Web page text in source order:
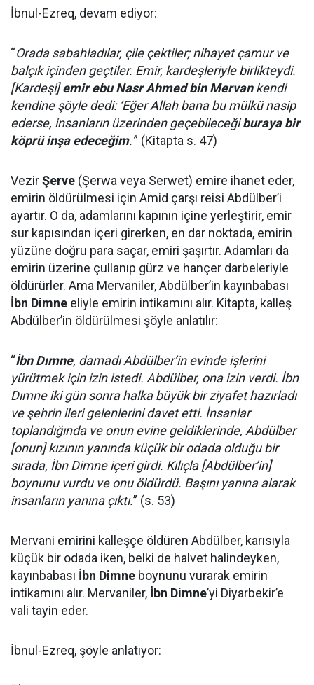
İbnul-Ezreq, devam ediyor:
“Orada sabahladılar, çile çektiler; nihayet çamur ve
balçık içinden geçtiler. Emir, kardeşleriyle birlikteydi.
[Kardeşi]emir ebu Nasr Ahmed bin Mervankendi
kendine şöyle dedi: ‘Eğer Allah bana bu mülkü nasip
ederse, insanların üzerinden geçebileceğiburaya bir
köprü inşa edeceğim.'” (Kitapta s. 47)
VezirŞerve (Şerwa veya Serwet) emire ihanet eder,
emirin öldürülmesi için Amid çarşı reisi Abdülber’i
ayartır. O da, adamlarını kapının içine yerleştirir, emir
sur kapısından içeri girerken, en dar noktada, emirin
yüzüne doğru para saçar, emiri şaşırtır. Adamları da
emirin üzerine çullanıp gürz ve hançer darbeleriyle
öldürürler. Ama Mervaniler, Abdülber’in kayınbabası
İbn Dimne eliyle emirin intikamını alır. Kitapta, kalleş
Abdülber’in öldürülmesi şöyle anlatılır:
“İbn Dımne, damadı Abdülber’in evinde işlerini
yürütmek için izin istedi. Abdülber, ona izin verdi. İbn
Dımne iki gün sonra halka büyük bir ziyafet hazırladı
ve şehrin ileri gelenlerini davet etti. İnsanlar
toplandığında ve onun evine geldiklerinde, Abdülber
[onun] kızının yanında küçük bir odada olduğu bir
sırada, İbn Dimne içeri girdi. Kılıçla [Abdülber’in]
boynunu vurdu ve onu öldürdü. Başını yanına alarak
insanların yanına çıktı.” (s. 53)
Mervani emirini kalleşçe öldüren Abdülber, karısıyla
küçük bir odada iken, belki de halvet halindeyken,
kayınbabası İbn Dimne boynunu vurarak emirin
intikamını alır. Mervaniler, İbn Dimne’yi Diyarbekir’e
vali tayin eder.
İbnul-Ezreq, şöyle anlatıyor: